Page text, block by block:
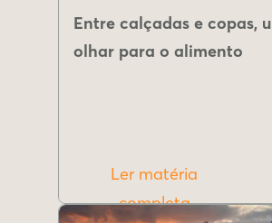
Entre calçadas e copas,
olhar para o alimento
Ler matéria
completa